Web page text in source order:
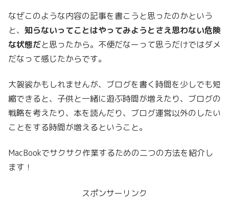
なぜこのような内容の記事を書こうと思ったのかという
と、 知らないってことはやってみようとさえ思わない危険
な状態だと思ったから。不便だなーって思うだけではダメ
だなって感じたからです。
大袈裟かもしれませんが、ブログを書く時間を少しでも短
縮できると、子供と一緒に遊ぶ時間が増えたり、ブログの
戦略を考えたり、本を読んだり、ブログ運営以外のしたい
ことをする時間が増えるということ。
MacBookでサクサク作業するための二つの方法を紹介し
ます！
スポンサーリンク